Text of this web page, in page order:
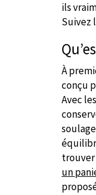
ils
Suivez
À
conçu
Avec
trouver
un